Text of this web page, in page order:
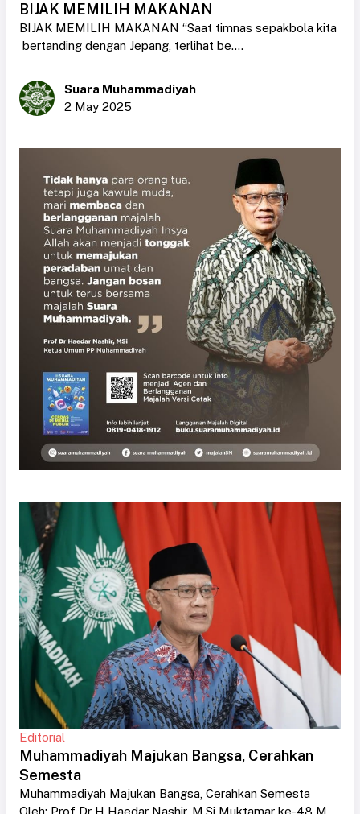
BIJAK MEMILIH MAKANAN
BIJAK MEMILIH MAKANAN “Saat timnas sepakbola kita
bertanding dengan Jepang, terlihat be....
Suara Muhammadiyah
2 May 2025
Editorial
Muhammadiyah Majukan Bangsa, Cerahkan
Semesta
Muhammadiyah Majukan Bangsa, Cerahkan Semesta
Oleh: Prof Dr H Haedar Nashir, M.Si Muktamar ke-48 M....